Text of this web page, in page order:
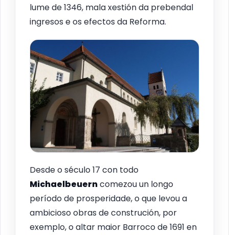
lume de 1346, mala xestión da prebendal
ingresos e os efectos da Reforma.
Desde o século 17 con todo
Michaelbeuerncomezou un longo
período de prosperidade, o que levou a
ambicioso obras de construción, por
exemplo, o altar maior Barroco de 1691 en